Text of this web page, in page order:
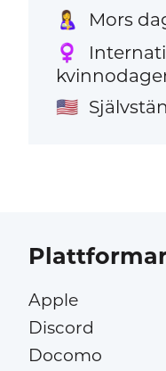
🤱 Mors
♀️
🇺🇸
Apple
Discord
Docomo